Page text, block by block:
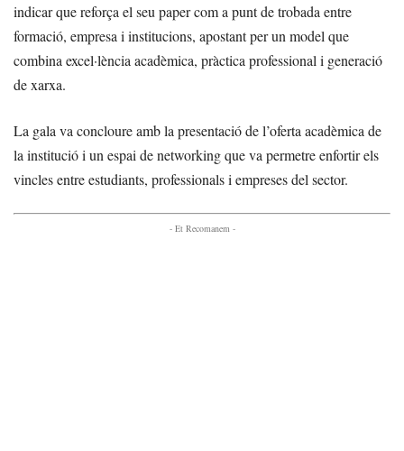
indicar que reforça el seu paper com a punt de trobada entre
formació, empresa i institucions, apostant per un model que
combina excel·lència acadèmica, pràctica professional i generació
de xarxa.
La gala va concloure amb la presentació de l’oferta acadèmica de
la institució i un espai de networking que va permetre enfortir els
vincles entre estudiants, professionals i empreses del sector.
- Et Recomanem -